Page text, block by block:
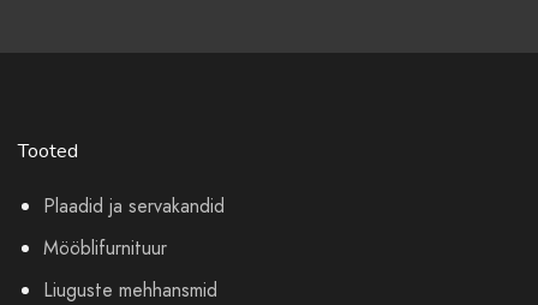
Tooted
Plaadid ja servakandid
Mööblifurnituur
Liuguste mehhansmid